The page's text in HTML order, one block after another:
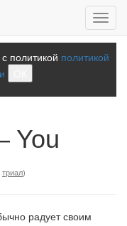
политикой политикой
You
триал)
радует своим